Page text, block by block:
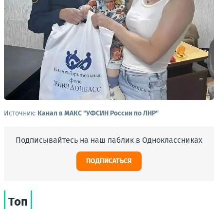
Источник: Канал в МАКС "УФСИН России по ЛНР"
Подписывайтесь на наш паблик в Одноклассниках
ПОДПИСАТЬСЯ
Топ